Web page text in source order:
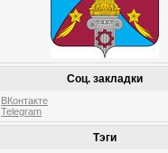
Соц. закладки
ВКонтакте
Telegram
Тэги